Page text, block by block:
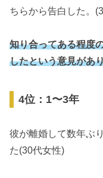
ちらから告白した。
知り合ってある程度
したという意見があ
4位：1〜3年
彼が離婚して数年ぶ
た(30代女性)